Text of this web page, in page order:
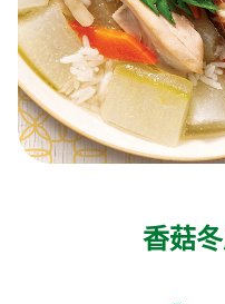
香菇